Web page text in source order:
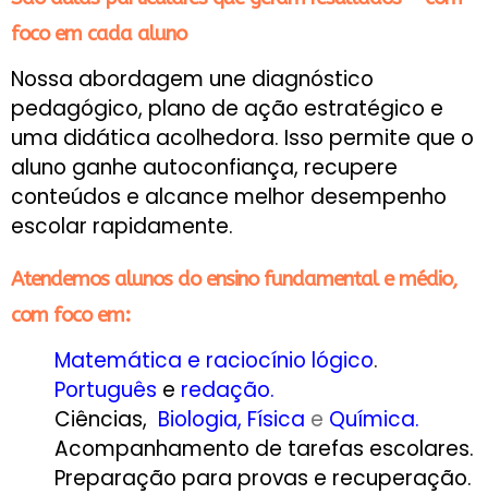
foco em cada aluno
Nossa abordagem une diagnóstico
pedagógico, plano de ação estratégico e
uma didática acolhedora. Isso permite que o
aluno ganhe autoconfiança, recupere
conteúdos e alcance melhor desempenho
escolar rapidamente.
Atendemos alunos do ensino fundamental e médio,
com foco em:
Matemática e raciocínio lógico.
Português e redação.
Ciências, Biologia, Física e Química.
Acompanhamento de tarefas escolares.
Preparação para provas e recuperação.